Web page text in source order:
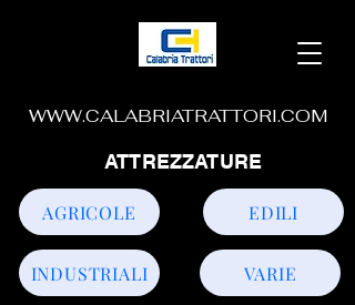
WWW.CALABRIATRATTORI.COM
INDUSTRIALI
AGRICOLE EDILI
VARIE
ATTREZZATURE